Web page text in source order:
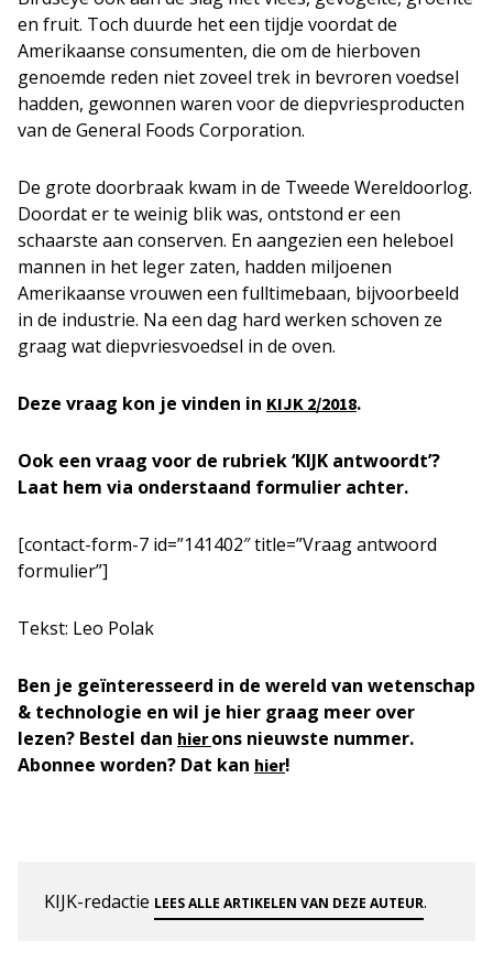
en fruit. Toch duurde het een tijdje voordat de
Amerikaanse consumenten, die om de hierboven
genoemde reden niet zoveel trek in bevroren voedsel
hadden, gewonnen waren voor de diepvriesproducten
van de General Foods Corporation.
De grote doorbraak kwam in de Tweede Wereldoorlog.
Doordat er te weinig blik was, ontstond er een
schaarste aan conserven. En aangezien een heleboel
mannen in het leger zaten, hadden miljoenen
Amerikaanse vrouwen een fulltimebaan, bijvoorbeeld
in de industrie. Na een dag hard werken schoven ze
graag wat diepvriesvoedsel in de oven.
Deze vraag kon je vinden in KIJK 2/2018.
Ook een vraag voor de rubriek ‘KIJK antwoordt’?
Laat hem via onderstaand formulier achter.
[contact-form-7 id=”141402″ title=”Vraag antwoord
formulier”]
Tekst: Leo Polak
Ben je geïnteresseerd in de wereld van wetenschap
& technologie en wil je hier graag meer over
lezen? Bestel dan hierons nieuwste nummer.
Abonnee worden? Dat kan hier!
KIJK-redactie LEES ALLE ARTIKELEN VAN DEZE AUTEUR.